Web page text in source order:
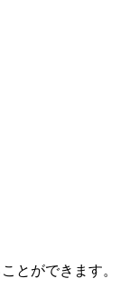
とができます。